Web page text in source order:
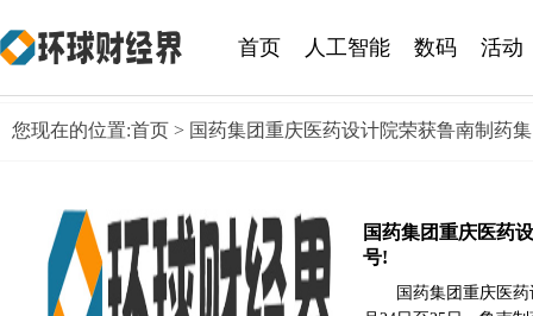
首页 人工智能 数码 活动
您现在的位置:首页 > 国药集团重庆医药设计院荣获鲁南制药
国药集团重庆医药
号!
国药集团重庆医